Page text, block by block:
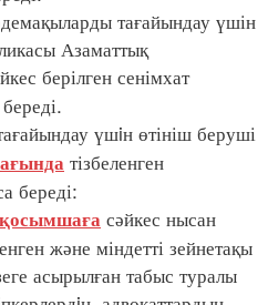
тағайындау үшін
Азаматтық
берілген сенімхат
үшiн өтініш беруші
тізбеленген
береді:
сәйкес нысан
және міндетті зейнетақы
асырылған табыс туралы